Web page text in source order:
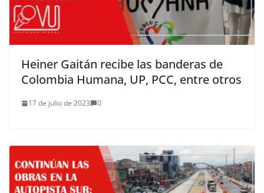
Heiner Gaitán recibe las banderas de
Colombia Humana, UP, PCC, entre otros
17 de julio de 2023 0